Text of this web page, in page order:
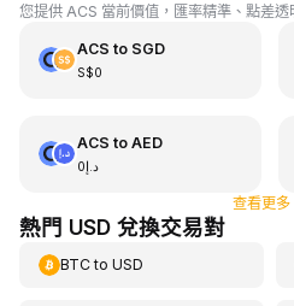
您提供 ACS 當前價值，匯率精準、點差透
ACS to SGD
S$0
ACS to AED
د.إ0
查看更多
熱門 USD 兌換交易對
BTCto USD